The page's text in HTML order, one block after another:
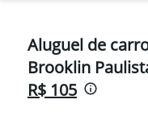
Aluguel de
Brooklin
R$ 105